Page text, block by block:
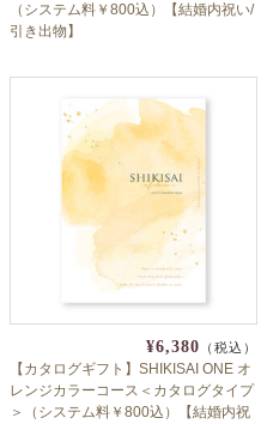
（システム料￥800込）【結婚内祝い/
引き出物】
¥6,380 （税込）
【カタログギフト】SHIKISAI ONE オ
レンジカラーコース＜カタログタイプ
＞（システム料￥800込）【結婚内祝